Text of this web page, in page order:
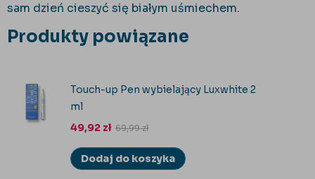
sam dzień cieszyć się białym uśmiechem.
Produkty powiązane
Touch-up Pen wybielający Luxwhite 2
ml
49,92 zł 69,99zł
Dodaj do koszyka